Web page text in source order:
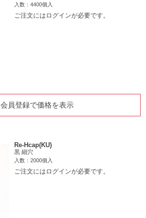
入数：4400個入
ご注文にはログインが必要です。
会員登録で価格を表示
Re-Hcap(KU)
黒 細穴
入数：2000個入
ご注文にはログインが必要です。